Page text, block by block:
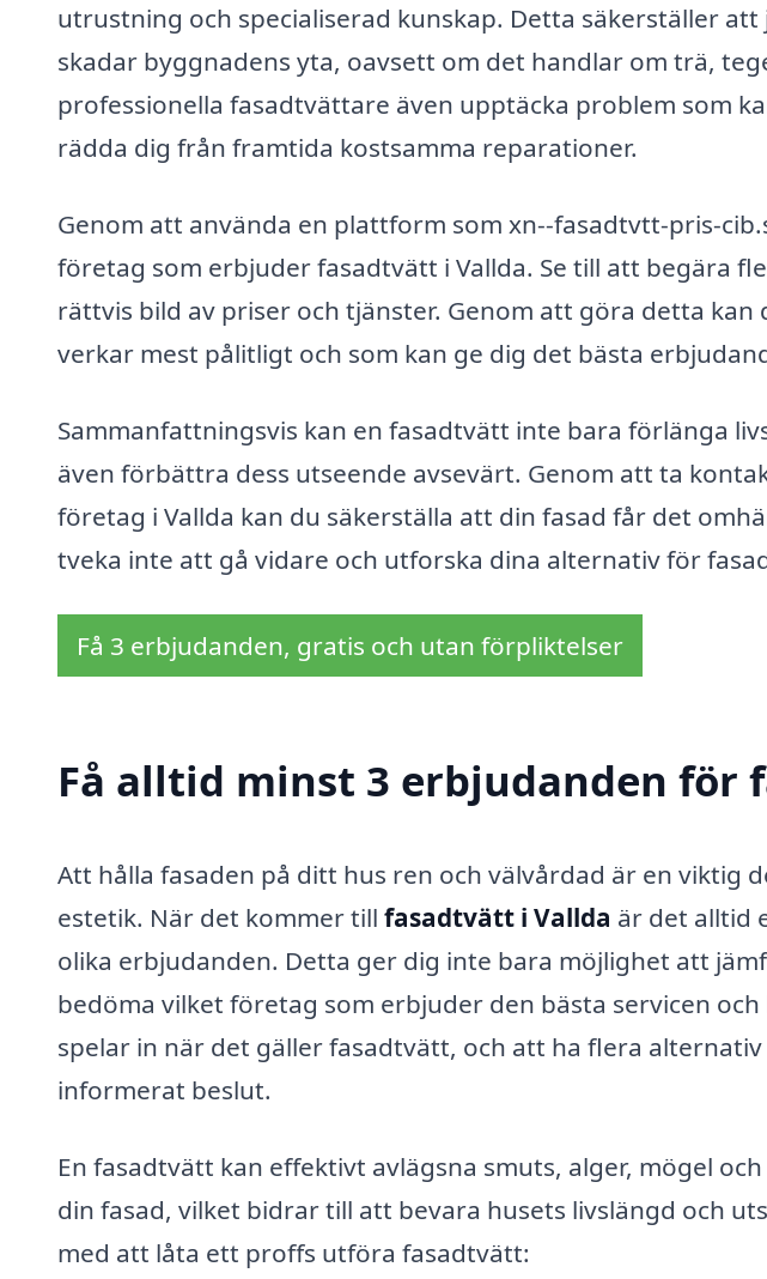
utrustning och specialiserad kunskap. Detta säkerställer
skadar byggnadens yta, oavsett om det handlar om trä,
professionella fasadtvättare även upptäcka problem som
rädda dig från framtida kostsamma reparationer.
Genom att använda en plattform som xn--fasadtvtt-pris-
företag som erbjuder fasadtvätt i Vallda. Se till att begära
rättvis bild av priser och tjänster. Genom att göra detta kan
verkar mest pålitligt och som kan ge dig det bästa
Sammanfattningsvis kan en fasadtvätt inte bara förlänga
även förbättra dess utseende avsevärt. Genom att ta
företag i Vallda kan du säkerställa att din fasad får det
tveka inte att gå vidare och utforska dina alternativ för
Få 3 erbjudanden, gratis och utan förpliktelser
Få alltid minst 3 erbjudanden för
Att hålla fasaden på ditt hus ren och välvårdad är en viktig
estetik. När det kommer till fasadtvätt i Vallda är det alltid
olika erbjudanden. Detta ger dig inte bara möjlighet att
bedöma vilket företag som erbjuder den bästa servicen
spelar in när det gäller fasadtvätt, och att ha flera
informerat beslut.
En fasadtvätt kan effektivt avlägsna smuts, alger, mögel
din fasad, vilket bidrar till att bevara husets livslängd och
med att låta ett proffs utföra fasadtvätt: